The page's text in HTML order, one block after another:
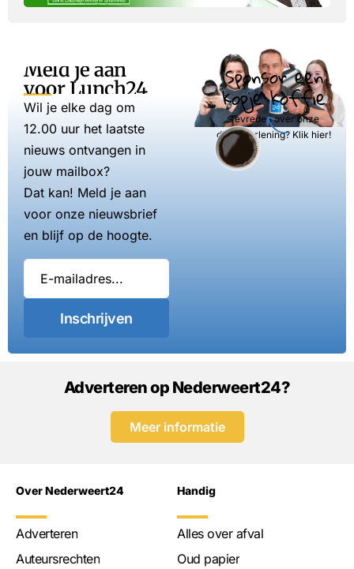
Meld je aan
voor Lunch24
Wil je elke dag om
12.00 uur het laatste
nieuws ontvangen in
jouw mailbox?
Dat kan! Meld je aan
voor onze nieuwsbrief
en blijf op de hoogte.
Inschrijven
Sponsor een
kopje koffie
Tevreden over onze
dienstverlening? Klik hier!
Adverteren op Nederweert24?
Meer informatie
Over Nederweert24
Adverteren
Auteursrechten
Handig
Alles over afval
Oud papier